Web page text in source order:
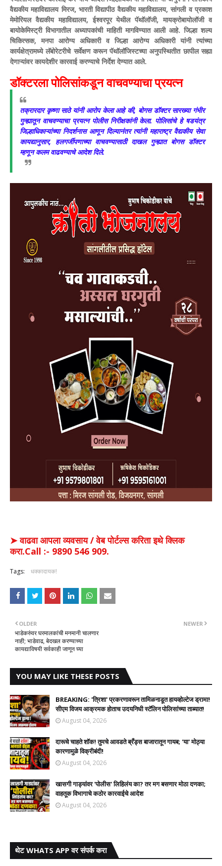
वैद्यकीय महाविद्यालय मिरज, भारती विद्यापीठ वैद्यकीय महाविद्यालय, सांगली व प्रकाश
मेमोरियल वैद्यकीय महाविद्यालय, ईश्वरपूर येथील पॅथॉलॉजी, मायक्रोबायोलॉजी व
बायोकेमिस्ट्री विभागातील अध्यापकांची माहिती मागविण्यात आली आहे.जिल्हा शल्य
चिकित्सक, मनपा आरोग्य अधिकारी व जिल्हा आरोग्य अधिकारी यांनी त्यांच्या
कार्यक्षेत्रामध्ये लॅबोरेटरीचे सर्वेक्षण करून पॅथॉलॉजिस्टच्या अनुपस्थितीत छापील सह्या
देणाऱ्यांवर कायदेशीर कारवाई करण्याचे निर्देश देण्यात आले.
डॉक्टरला पोलिसांकडून वाचवण्याचा प्रयत्न
तक्रारदार कृष्णा साठे यांनी आरोप केला आहे की, बोगस डॉक्टर सारख्या गंभीर
गुन्ह्यातून वाचवण्याचा प्रयत्न पोलीस निरीक्षकांनी केला. पोलिसांचे हे षडयंत्र
जिल्हाधिकाऱ्यांच्या निदर्शनास आणून दिल्यानंतर त्यांनी महाराष्ट्र वैद्यकीय सेवा
कायद्यानुसार, हलगर्जीपणाच्या वाचवण्यासाठी दाखल गुन्ह्यात बोगस डॉक्टर
म्हणून कलम वाढवण्याचे आदेश दिले.
➤ वाढवा आपला व्यवसाय / वेब पोर्टल्स करिता इथे क्लिक
करा.Call :- 9890 546 909.
Tags: धक्कादायक!
NEWER
OLDER
भाडेकरुंवर घरमालकांची मनमानी चालणार
नाही; भाडेवाढ, बेदखल करण्याच्या
कायद्याविषयी सर्वकाही जाणून घ्या
YOU MAY LIKE THESE POSTS
BREAKING: 'त्रिशा' प्रकरणावरून तामिळनाडूत हायव्होल्टेज ड्रामा!
सीएम विजय आक्रमक होताच उदयनिधी स्टॅलिन पोलिसांच्या ताब्यात!
August 04, 2026
दारूचे चाहते शॉक! तुमचे आवडते ब्रँड्स बाजारातून गायब; 'या' मोठ्या
कारणामुळे विक्रीबंदी!
August 04, 2026
खासगी गाड्यांवर 'पोलीस' लिहिलंय का? तर मग बसणार मोठा दणका;
वाहतूक विभागाचे कठोर कारवाईचे आदेश
August 04, 2026
थेट WHATS APP वर संपर्क करा